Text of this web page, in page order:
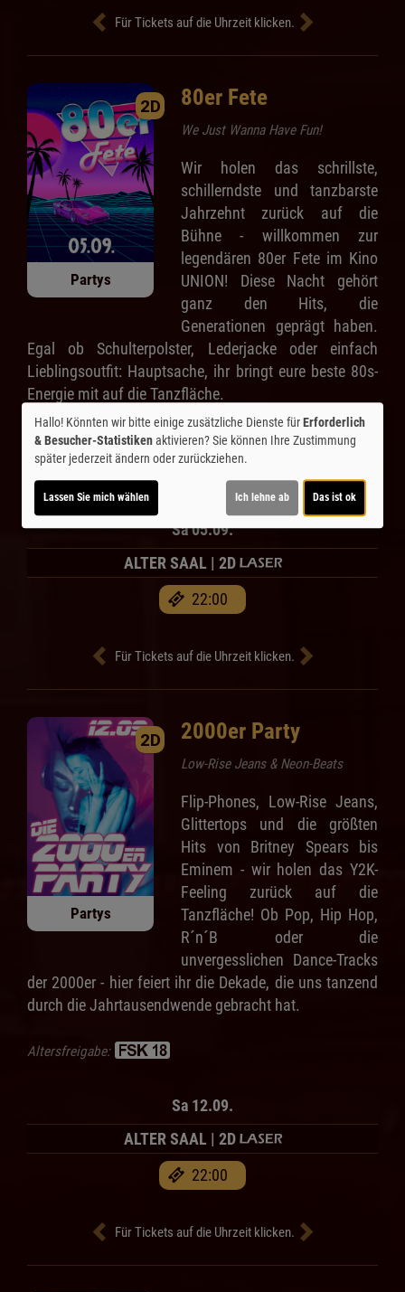
Für Tickets auf die Uhrzeit klicken.
2D
Partys
80er Fete
We Just Wanna Have Fun!
Wir holen das schrillste,
schillerndste und tanzbarste
Jahrzehnt zurück auf die
Bühne - willkommen zur
legendären 80er Fete im Kino
UNION! Diese Nacht gehört
ganz den Hits, die
Generationen geprägt haben.
Egal ob Schulterpolster, Lederjacke oder einfach
Lieblingsoutfit: Hauptsache, ihr bringt eure beste 80s-
Energie mit auf die Tanzfläche.
Altersfreigabe:
Sa 05.09.
ALTER SAAL | 2D
22:00
Für Tickets auf die Uhrzeit klicken.
2D
Partys
2000er Party
Low-Rise Jeans & Neon-Beats
Flip-Phones, Low-Rise Jeans,
Glittertops und die größten
Hits von Britney Spears bis
Eminem - wir holen das Y2K-
Feeling zurück auf die
Tanzfläche! Ob Pop, Hip Hop,
R´n´B oder die
unvergesslichen Dance-Tracks
der 2000er - hier feiert ihr die Dekade, die uns tanzend
durch die Jahrtausendwende gebracht hat.
Altersfreigabe:
Sa 12.09.
ALTER SAAL | 2D
22:00
Für Tickets auf die Uhrzeit klicken.
Hallo! Könnten wir bitte einige zusätzliche Dienste fürErforderlich
& Besucher-Statistikenaktivieren? Sie können Ihre Zustimmung
später jederzeit ändern oder zurückziehen.
Lassen Sie mich wählen Ich lehne ab Das ist ok